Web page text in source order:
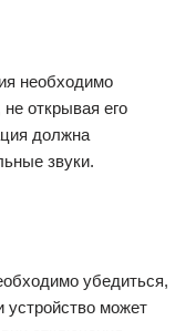
необходимо
открывая его
должна
звуки.
убедиться,
устройство может